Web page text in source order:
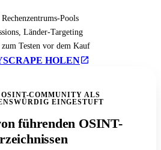
Pools
Länder-Targeting
Testen vor dem Kauf
HOLEN
OSINT-COMMUNITY ALS
EINGESTUFT
führenden OSINT-